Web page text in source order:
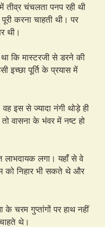
तीव्र चंचलता पनप रही थी
करना चाहती थी। पर
थी।
कि मास्टरजी से डरने की
इच्छा पूर्ति के प्रयास में
इस से ज्यादा नंगी थोड़े ही
वासना के भंवर में नष्ट हो
लाभदायक लगा। यहाँ से वे
को निहार भी सकते थे और
चरम गुप्तांगों पर हाथ नहीं
थे।